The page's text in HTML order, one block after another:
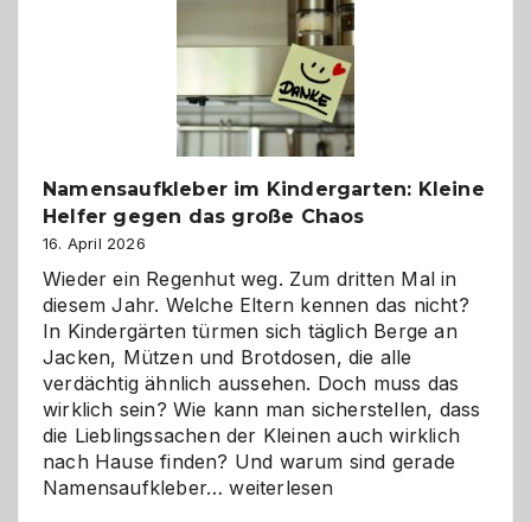
wann
ist
eine
Hundepension
die
richtige
Namensaufkleber im Kindergarten: Kleine
Helfer gegen das große Chaos
16. April 2026
Wieder ein Regenhut weg. Zum dritten Mal in
diesem Jahr. Welche Eltern kennen das nicht?
In Kindergärten türmen sich täglich Berge an
Jacken, Mützen und Brotdosen, die alle
verdächtig ähnlich aussehen. Doch muss das
wirklich sein? Wie kann man sicherstellen, dass
die Lieblingssachen der Kleinen auch wirklich
nach Hause finden? Und warum sind gerade
Namensaufkleber…Namensaufkleber
weiterlesen